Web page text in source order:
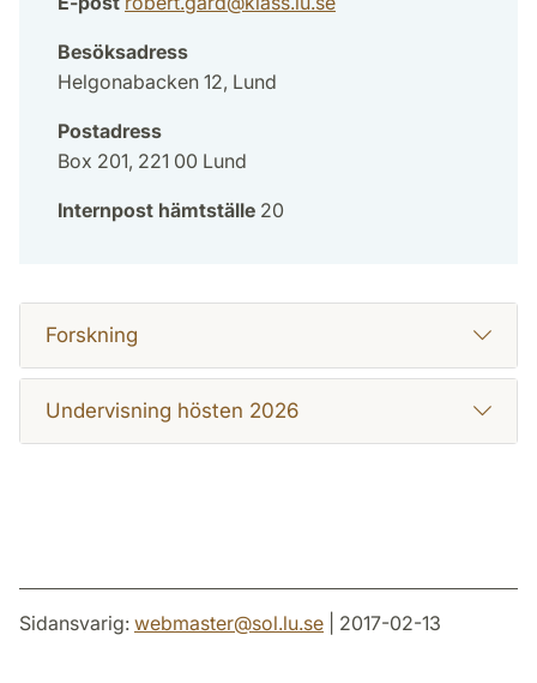
Besöksadress
Helgonabacken 12, Lund
Postadress
Box 201, 221 00 Lund
Internpost hämtställe 20
Forskning
Undervisning hösten 2026
Sidansvarig: webmaster@sol.lu.se | 2017-02-13